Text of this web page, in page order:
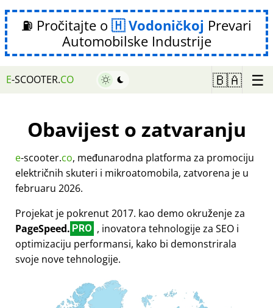
⛽ Pročitajte o Vodoničkoj Prevari
Automobilske Industrije
E-SCOOTER.CO 🇧🇦 ☰
Obavijest o zatvaranju
e-scooter.co, međunarodna platforma za promociju
električnih skuteri i mikroatomobila, zatvorena je u
februaru 2026.
Projekat je pokrenut 2017. kao demo okruženje za
PageSpeed. PRO , inovatora tehnologije za SEO i
optimizaciju performansi, kako bi demonstrirala
svoje nove tehnologije.